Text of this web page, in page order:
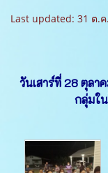
Last updated: 31 ต.
วันเสาร์ที่ 28 ตุลา
กลุ่มใ